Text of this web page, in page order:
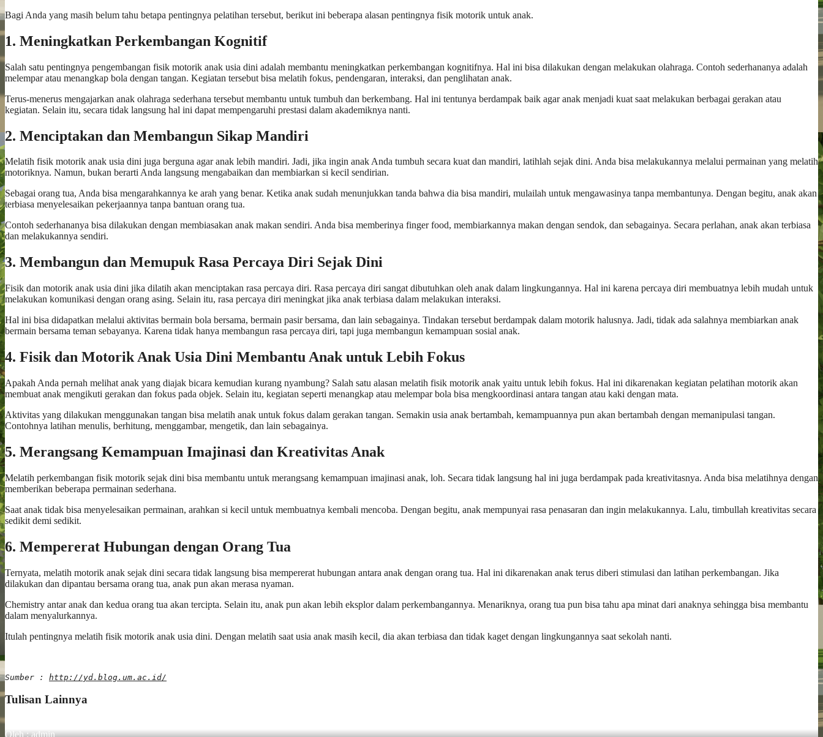
Bagi Anda yang masih belum tahu betapa pentingnya pelatihan tersebut, berikut ini beberapa alasan pentingnya fisik motorik untuk anak.
1. Meningkatkan Perkembangan Kognitif
Salah satu pentingnya pengembangan fisik motorik anak usia dini adalah membantu meningkatkan perkembangan kognitifnya. Hal ini bisa dilakukan dengan melakukan olahraga. Contoh sederhananya adalah
melempar atau menangkap bola dengan tangan. Kegiatan tersebut bisa melatih fokus, pendengaran, interaksi, dan penglihatan anak.
Terus-menerus mengajarkan anak olahraga sederhana tersebut membantu untuk tumbuh dan berkembang. Hal ini tentunya berdampak baik agar anak menjadi kuat saat melakukan berbagai gerakan atau
kegiatan. Selain itu, secara tidak langsung hal ini dapat mempengaruhi prestasi dalam akademiknya nanti.
2. Menciptakan dan Membangun Sikap Mandiri
Melatih fisik motorik anak usia dini juga berguna agar anak lebih mandiri. Jadi, jika ingin anak Anda tumbuh secara kuat dan mandiri, latihlah sejak dini. Anda bisa melakukannya melalui permainan yang melatih
motoriknya. Namun, bukan berarti Anda langsung mengabaikan dan membiarkan si kecil sendirian.
Sebagai orang tua, Anda bisa mengarahkannya ke arah yang benar. Ketika anak sudah menunjukkan tanda bahwa dia bisa mandiri, mulailah untuk mengawasinya tanpa membantunya. Dengan begitu, anak akan
terbiasa menyelesaikan pekerjaannya tanpa bantuan orang tua.
Contoh sederhananya bisa dilakukan dengan membiasakan anak makan sendiri. Anda bisa memberinya finger food, membiarkannya makan dengan sendok, dan sebagainya. Secara perlahan, anak akan terbiasa
dan melakukannya sendiri.
3. Membangun dan Memupuk Rasa Percaya Diri Sejak Dini
Fisik dan motorik anak usia dini jika dilatih akan menciptakan rasa percaya diri. Rasa percaya diri sangat dibutuhkan oleh anak dalam lingkungannya. Hal ini karena percaya diri membuatnya lebih mudah untuk
melakukan komunikasi dengan orang asing. Selain itu, rasa percaya diri meningkat jika anak terbiasa dalam melakukan interaksi.
Hal ini bisa didapatkan melalui aktivitas bermain bola bersama, bermain pasir bersama, dan lain sebagainya. Tindakan tersebut berdampak dalam motorik halusnya. Jadi, tidak ada salahnya membiarkan anak
bermain bersama teman sebayanya. Karena tidak hanya membangun rasa percaya diri, tapi juga membangun kemampuan sosial anak.
4. Fisik dan Motorik Anak Usia Dini Membantu Anak untuk Lebih Fokus
Apakah Anda pernah melihat anak yang diajak bicara kemudian kurang nyambung? Salah satu alasan melatih fisik motorik anak yaitu untuk lebih fokus. Hal ini dikarenakan kegiatan pelatihan motorik akan
membuat anak mengikuti gerakan dan fokus pada objek. Selain itu, kegiatan seperti menangkap atau melempar bola bisa mengkoordinasi antara tangan atau kaki dengan mata.
Aktivitas yang dilakukan menggunakan tangan bisa melatih anak untuk fokus dalam gerakan tangan. Semakin usia anak bertambah, kemampuannya pun akan bertambah dengan memanipulasi tangan.
Contohnya latihan menulis, berhitung, menggambar, mengetik, dan lain sebagainya.
5. Merangsang Kemampuan Imajinasi dan Kreativitas Anak
Melatih perkembangan fisik motorik sejak dini bisa membantu untuk merangsang kemampuan imajinasi anak, loh. Secara tidak langsung hal ini juga berdampak pada kreativitasnya. Anda bisa melatihnya dengan
memberikan beberapa permainan sederhana.
Saat anak tidak bisa menyelesaikan permainan, arahkan si kecil untuk membuatnya kembali mencoba. Dengan begitu, anak mempunyai rasa penasaran dan ingin melakukannya. Lalu, timbullah kreativitas secara
sedikit demi sedikit.
6. Mempererat Hubungan dengan Orang Tua
Ternyata, melatih motorik anak sejak dini secara tidak langsung bisa mempererat hubungan antara anak dengan orang tua. Hal ini dikarenakan anak terus diberi stimulasi dan latihan perkembangan. Jika
dilakukan dan dipantau bersama orang tua, anak pun akan merasa nyaman.
Chemistry antar anak dan kedua orang tua akan tercipta. Selain itu, anak pun akan lebih eksplor dalam perkembangannya. Menariknya, orang tua pun bisa tahu apa minat dari anaknya sehingga bisa membantu
dalam menyalurkannya.
Itulah pentingnya melatih fisik motorik anak usia dini. Dengan melatih saat usia anak masih kecil, dia akan terbiasa dan tidak kaget dengan lingkungannya saat sekolah nanti.
Sumber : http://yd.blog.um.ac.id/
Tulisan Lainnya
Oleh : admin